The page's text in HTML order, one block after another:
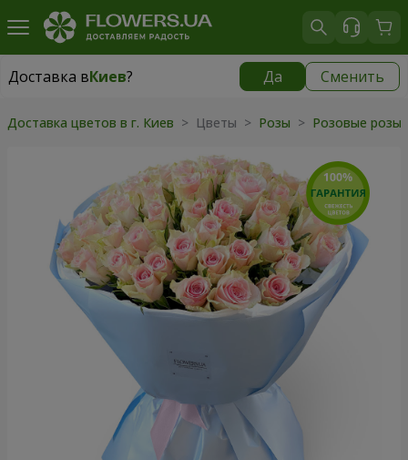
Доставка вКиев? Да Сменить
Доставка вКиев
Доставка цветов в г. Киев > Цветы > Розы > Розовые розы